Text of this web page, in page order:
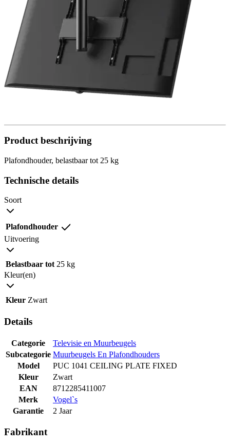
Product beschrijving
Plafondhouder, belastbaar tot 25 kg
Technische details
Soort
Plafondhouder
Uitvoering
Belastbaar tot 25 kg
Kleur(en)
Kleur Zwart
Details
Categorie
Televisie en Muurbeugels
Subcategorie Muurbeugels En Plafondhouders
Model
PUC 1041 CEILING PLATE FIXED
Kleur
Zwart
EAN
8712285411007
Merk
Vogel`s
Garantie
2 Jaar
Fabrikant